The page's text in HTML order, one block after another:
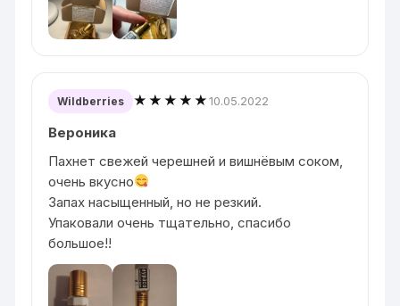
Wildberries ★★★★★10.05.2022
Вероника
Пахнет свежей черешней и вишнёвым соком,
очень вкусно
Запах насыщенный, но не резкий.
Упаковали очень тщательно, спасибо
большое!!